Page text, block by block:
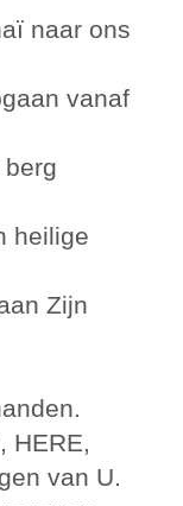
naar ons
vanaf
heilige
Zijn
van U.